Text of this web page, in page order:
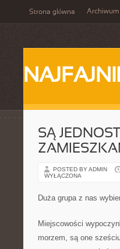
Strona główna Archiwum
SĄ
POSTED BY ADMIN
WYŁĄCZONA
Duża grupa z nas
Miejscowości
morzem, są one